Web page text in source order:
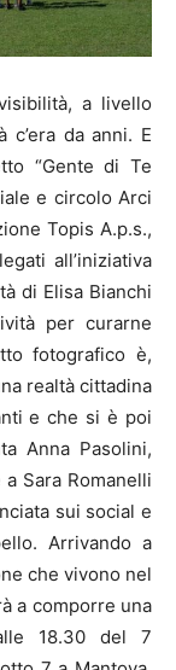
a livello
da anni. E
“Gente di Te
e circolo Arci
Topis A.p.s.,
all’iniziativa
di Elisa Bianchi
per curarne
fotografico è,
realtà cittadina
e che si è poi
Anna Pasolini,
Sara Romanelli
sui social e
Arrivando a
che vivono nel
a comporre una
18.30 del 7